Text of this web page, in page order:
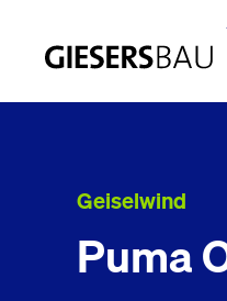
Geiselwind
Puma